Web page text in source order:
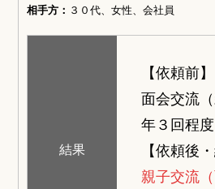
相手方： ３０代、女性、会社員
結果
【依頼前】
面会交流
年３回程度
【依頼後
親子交流